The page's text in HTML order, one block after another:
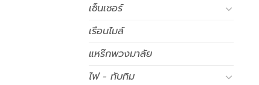
เซ็นเซอร์
เรือนไมล์
แหร๊กพวงมาลัย
ไฟ - ทับทิม